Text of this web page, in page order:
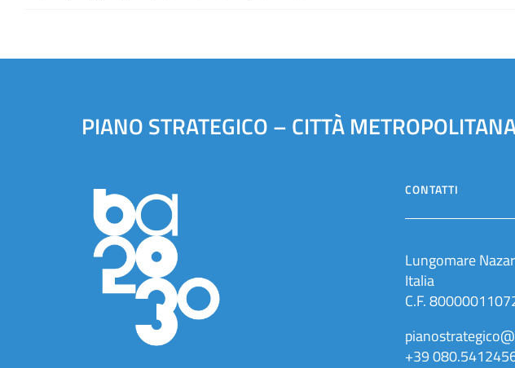
PIANO STRATEGICO – CITTÀ
CONTATTI
Lungomare
Italia
C.F.
+39